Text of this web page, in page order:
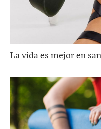
La vida es mejor en